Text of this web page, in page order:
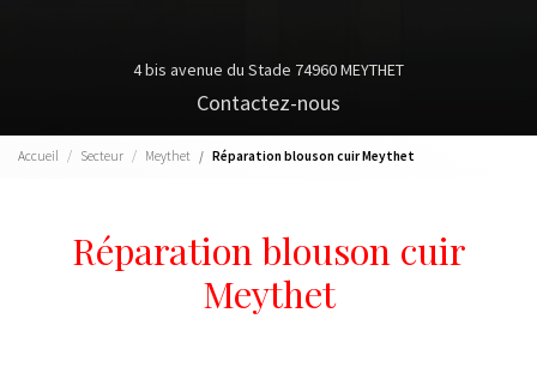
4 bis avenue du Stade 74960 MEYTHET
Contactez-nous
Accueil Secteur Meythet Réparation blouson cuir Meythet
Réparation blouson cuir
Meythet